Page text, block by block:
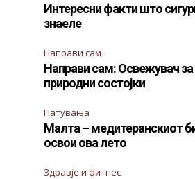
Интересни факти што
знаеле
Направи сам
Направи сам: Освежувач
природни состојки
Патувања
Малта – медитеранскиот
освои ова лето
Здравје и фитнес